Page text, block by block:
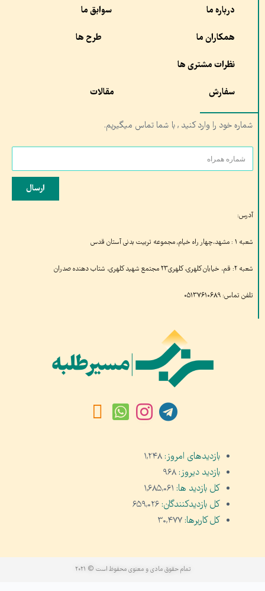
درباره ما سوابق ما
همکاران ما طرح ها
نظرات مشتری ها
سفارش مقالات
شماره خود را وارد کنید , با شما تماس میگیریم.
ارسال
آدرس:
شعبه ۱ : مشهد،چهار راه خیام, مجموعه تربیت بدنی آستان قدس
شعبه ۲: قم، خیابان کلهری، کلهری۲۳ مجتمع شهید کلهری، شتاب دهنده صدران
تلفن تماس: ۰۵۱۳۷۶۱۰۶۸۹
بازدیدهای امروز: ۱,۲۴۸
بازدید دیروز: ۹۶۸
کل بازدید ها: ۱,۶۸۵,۰۶۱
کل بازدیدکنند‌گان: ۶۵۹,۰۲۶
کل کاربرها: ۳۰,۴۷۷
تمام حقوق مادی و معنوی محفوظ است © ۲۰۲۱